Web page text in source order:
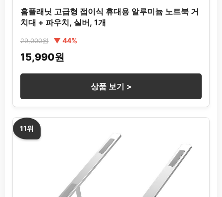
홈플래닛 고급형 접이식 휴대용 알루미늄 노트북 거
치대 + 파우치, 실버, 1개
29,000원 ▼ 44%
15,990원
상품 보기 >
11위